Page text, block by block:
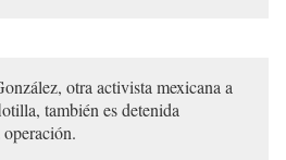
otra activista mexicana a
también es detenida